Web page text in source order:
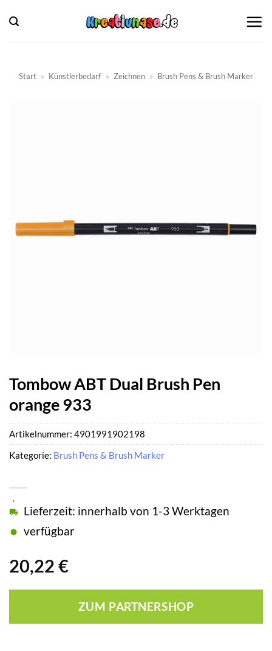
Inhalt
springen
Start » Künstlerbedarf » Zeichnen » Brush Pens & Brush Marker
Tombow ABT Dual Brush Pen
orange 933
20,22 €
Lieferzeit: innerhalb von 1-3 Werktagen
verfügbar
ZUM PARTNERSHOP
Artikelnummer: 4901991902198
Kategorie: Brush Pens & Brush Marker